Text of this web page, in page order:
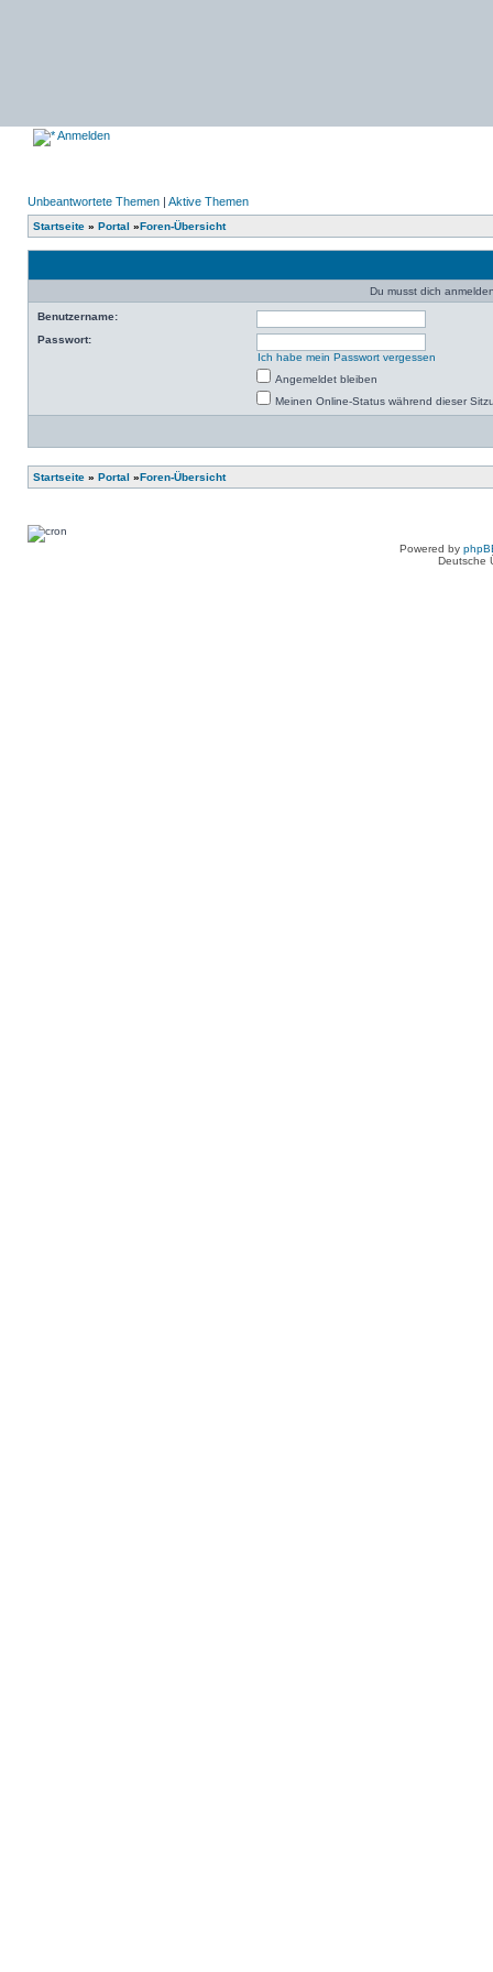
Anmelden
Unbeantwortete Themen | Aktive Themen
Startseite » Portal »Foren-Übersicht
Du musst dich
Benutzername:
Passwort:
Ich habe mein Passwort vergessen
Angemeldet bleiben
Meinen Online-Status während dieser
Startseite » Portal »Foren-Übersicht
Powered by
Deutsche